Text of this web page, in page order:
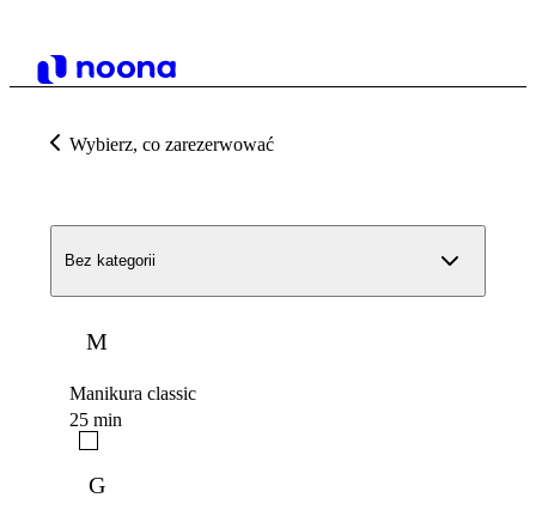
Wybierz, co zarezerwować
Bez kategorii
M
Manikura classic
25 min
G